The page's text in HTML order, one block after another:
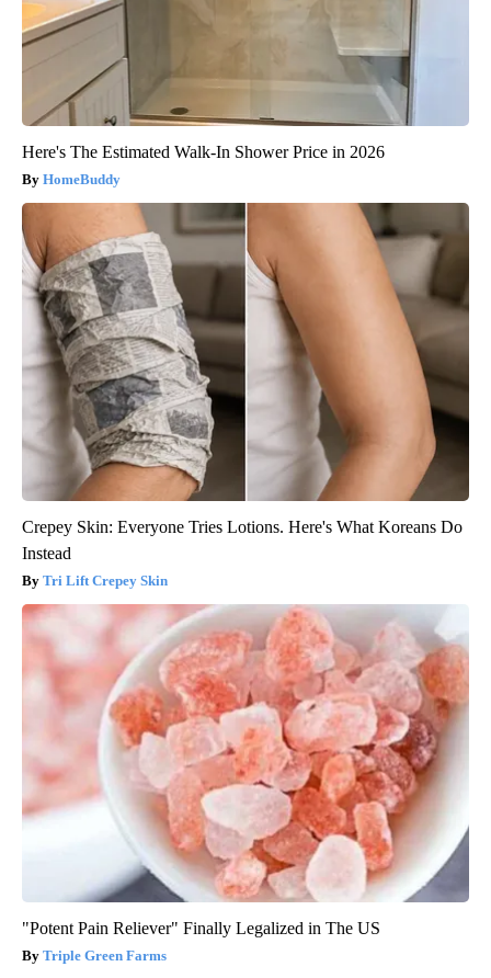
Here's The Estimated Walk-In Shower Price in 2026
HomeBuddy
Crepey Skin: Everyone Tries Lotions. Here's What Koreans Do
Instead
Tri Lift Crepey Skin
"Potent Pain Reliever" Finally Legalized in The US
Triple Green Farms